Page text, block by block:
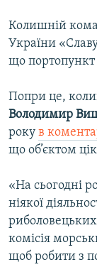
Колишній
України
що портопункт
Попри це,
Володимир
року в
що об’єктом
«На сьогодні
ніякої
комісія
щоб робити з